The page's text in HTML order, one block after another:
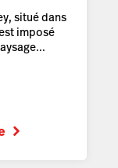
situé dans
imposé